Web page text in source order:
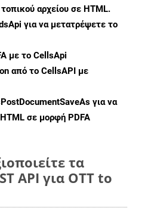
αρχείου σε HTML.
για να μετατρέψετε το
με το CellsApi
από το CellsAPI με
για να
σε μορφή PDFA
τα
API για OTT to